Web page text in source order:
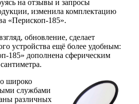
на отзывы и запросы
изменила комплектацию
«Перископ-185».
обновление, сделает
устройства ещё более удобным:
185» дополнена сферическим
широко
службами
различных